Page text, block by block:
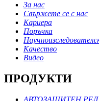
За нас
Свържете се с нас
Кариера
Поръчка
Качество
Видео
ПРОДУКТИ
АВТОЗАЩИТЕН